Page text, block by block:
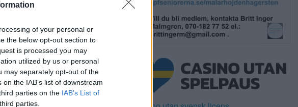
of your personal or
the below opt-out section to
is processed you may
utilized by us or personal
may separately opt-out of the
the IAB’s list of downstream
parties on the IAB’s List of
parties.
I